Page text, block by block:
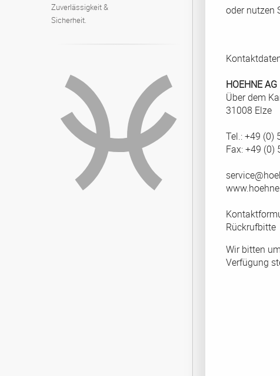
oder nutzen
HOEHNE AG
Über dem
31008 Elze
Tel.: +49 (0)
Fax: +49 (0)
Rückrufbitte
Wir bitten
Verfügung
Zuverlässigkeit &
Sicherheit.